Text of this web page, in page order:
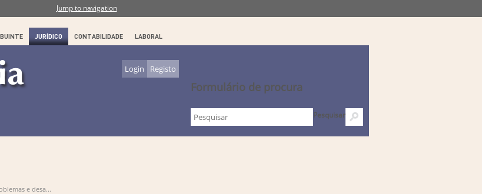
Jump to navigation
JURÍDICO CONTABILIDADE LABORAL
Formulário de procura
Pesquisar
Login Registo
e desa...